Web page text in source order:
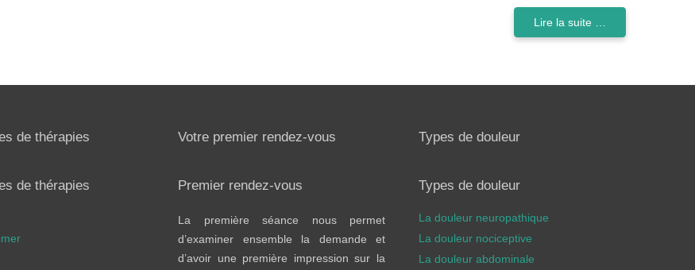
Lire la suite …
de thérapies
de thérapies
Votre premier rendez-vous
Premier rendez-vous
La première séance nous permet
d’examiner ensemble la demande et
d’avoir une première impression sur la
Types de douleur
Types de douleur
La douleur neuropathique
La douleur nociceptive
La douleur abdominale